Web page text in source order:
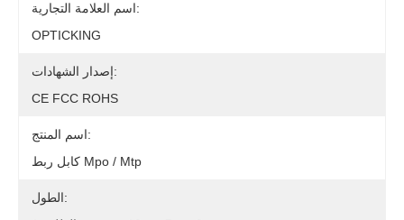
اسم العلامة التجارية:
OPTICKING
إصدار الشهادات:
CE FCC ROHS
اسم المنتج:
كابل ربط Mpo / Mtp
الطول: